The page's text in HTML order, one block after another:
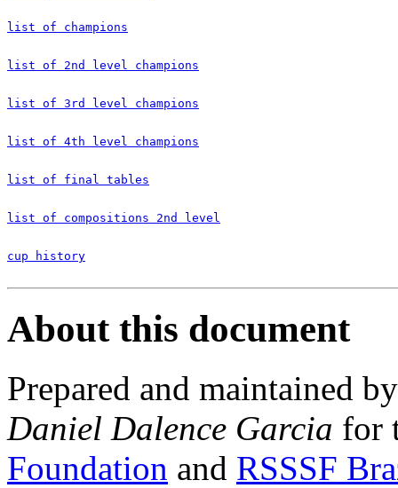
list of champions
list of 2nd level champions
list of 3rd level champions
list of 4th level champions
list of final tables
list of compositions 2nd level
cup history
About this document
Prepared and maintained
Daniel Dalence Garcia for
Foundation and RSSSF